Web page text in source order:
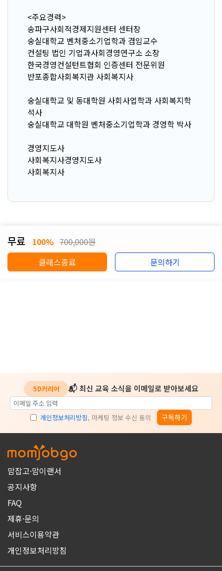
<주요경력>
송파구사회적경제지원센터 센터장
숭실대학교 벤처중소기업학과 겸임교수
컨설팅 법인 기업과사회경영연구소 소장
한국경영컨설턴트협회 인증센터 전문위원
반포종합사회복지관 사회복지사
숭실대학교 및 동대학원 사회사업학과 사회복지학
석사
숭실대학교 대학원 벤처중소기업학과 경영학 박사
경영지도사
사회복지사경영지도사
사회복지사
무료 100% 700,000원
클래스종료
문의하기
5D커리어 📬 최신 교육 소식을 이메일로 받아보세요
개인정보처리방침, 마케팅 정보 수신 동의 구독하기
맘잡고·맘이랜서
공지사항
FAQ
제휴·문의
서비스이용약관
개인정보처리방침